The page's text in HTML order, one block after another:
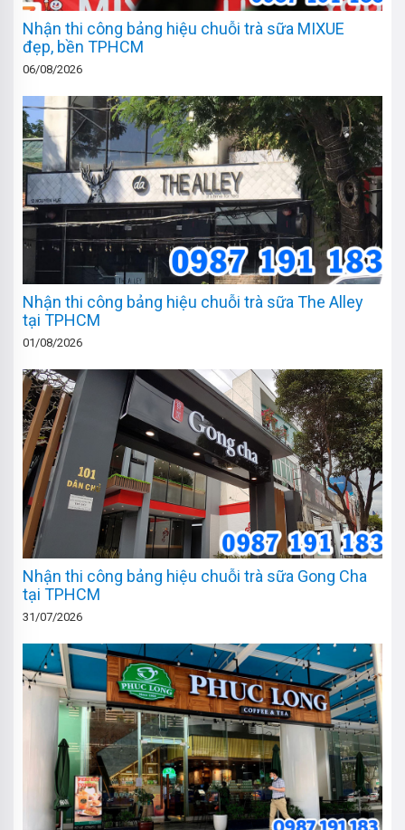
Nhận thi công bảng hiệu chuỗi trà sữa MIXUE
đẹp, bền TPHCM
06/08/2026
Nhận thi công bảng hiệu chuỗi trà sữa The Alley
tại TPHCM
01/08/2026
Nhận thi công bảng hiệu chuỗi trà sữa Gong Cha
tại TPHCM
31/07/2026